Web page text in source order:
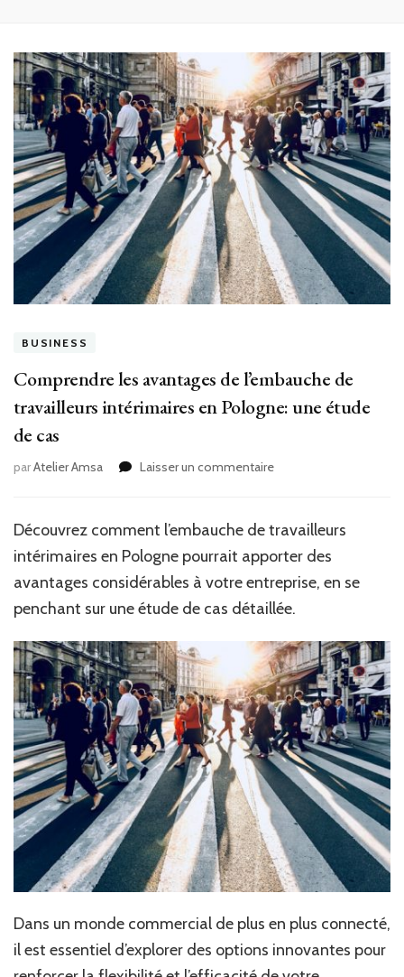
BUSINESS
Comprendre les avantages de l’embauche de
travailleurs intérimaires en Pologne: une étude
de cas
parAtelier Amsa Laisser un commentairesur
avantages
l’embauche
de
travailleurs
intérimaires
Pologne:
une
étude
de
cas
Découvrez comment l’embauche de travailleurs
intérimaires en Pologne pourrait apporter des
avantages considérables à votre entreprise, en se
penchant sur une étude de cas détaillée.
Dans un monde commercial de plus en plus connecté,
il est essentiel d’explorer des options innovantes pour